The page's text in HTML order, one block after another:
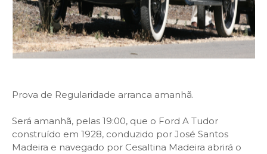
Prova de Regularidade arranca amanhã.
Será amanhã, pelas 19:00, que o Ford A Tudor
construído em 1928, conduzido por José Santos
Madeira e navegado por Cesaltina Madeira abrirá o